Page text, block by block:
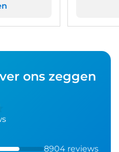
ons zeggen
8904 reviews